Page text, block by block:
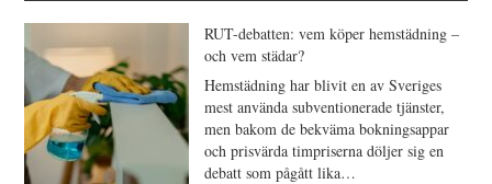
RUT-debatten: vem köper hemstädning –
och vem städar?
Hemstädning har blivit en av Sveriges
mest använda subventionerade tjänster,
men bakom de bekväma bokningsappar
och prisvärda timpriserna döljer sig en
debatt som pågått lika…